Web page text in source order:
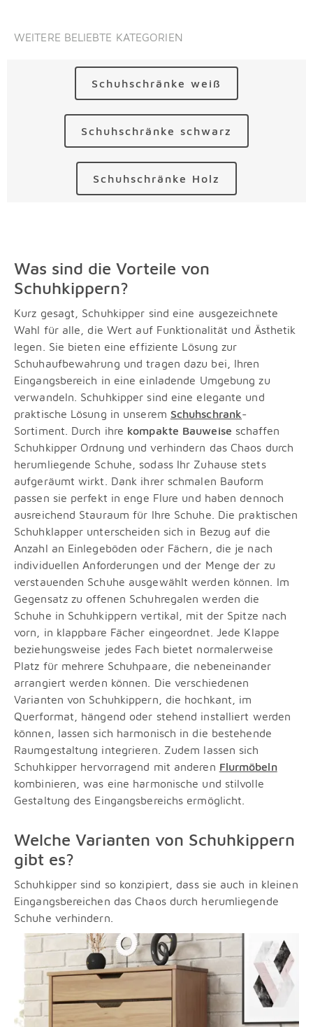
WEITERE BELIEBTE KATEGORIEN
Schuhschränke weiß
Schuhschränke schwarz
Schuhschränke Holz
Was sind die Vorteile von
Schuhkippern?
Kurz gesagt, Schuhkipper sind eine ausgezeichnete
Wahl für alle, die Wert auf Funktionalität und Ästhetik
legen. Sie bieten eine effiziente Lösung zur
Schuhaufbewahrung und tragen dazu bei, Ihren
Eingangsbereich in eine einladende Umgebung zu
verwandeln. Schuhkipper sind eine elegante und
praktische Lösung in unserem Schuhschrank-
Sortiment. Durch ihre kompakte Bauweise schaffen
Schuhkipper Ordnung und verhindern das Chaos durch
herumliegende Schuhe, sodass Ihr Zuhause stets
aufgeräumt wirkt. Dank ihrer schmalen Bauform
passen sie perfekt in enge Flure und haben dennoch
ausreichend Stauraum für Ihre Schuhe. Die praktischen
Schuhklapper unterscheiden sich in Bezug auf die
Anzahl an Einlegeböden oder Fächern, die je nach
individuellen Anforderungen und der Menge der zu
verstauenden Schuhe ausgewählt werden können. Im
Gegensatz zu offenen Schuhregalen werden die
Schuhe in Schuhkippern vertikal, mit der Spitze nach
vorn, in klappbare Fächer eingeordnet. Jede Klappe
beziehungsweise jedes Fach bietet normalerweise
Platz für mehrere Schuhpaare, die nebeneinander
arrangiert werden können. Die verschiedenen
Varianten von Schuhkippern, die hochkant, im
Querformat, hängend oder stehend installiert werden
können, lassen sich harmonisch in die bestehende
Raumgestaltung integrieren. Zudem lassen sich
Schuhkipper hervorragend mit anderen Flurmöbeln
kombinieren, was eine harmonische und stilvolle
Gestaltung des Eingangsbereichs ermöglicht.
Welche Varianten von Schuhkippern
gibt es?
Schuhkipper sind so konzipiert, dass sie auch in kleinen
Eingangsbereichen das Chaos durch herumliegende
Schuhe verhindern.